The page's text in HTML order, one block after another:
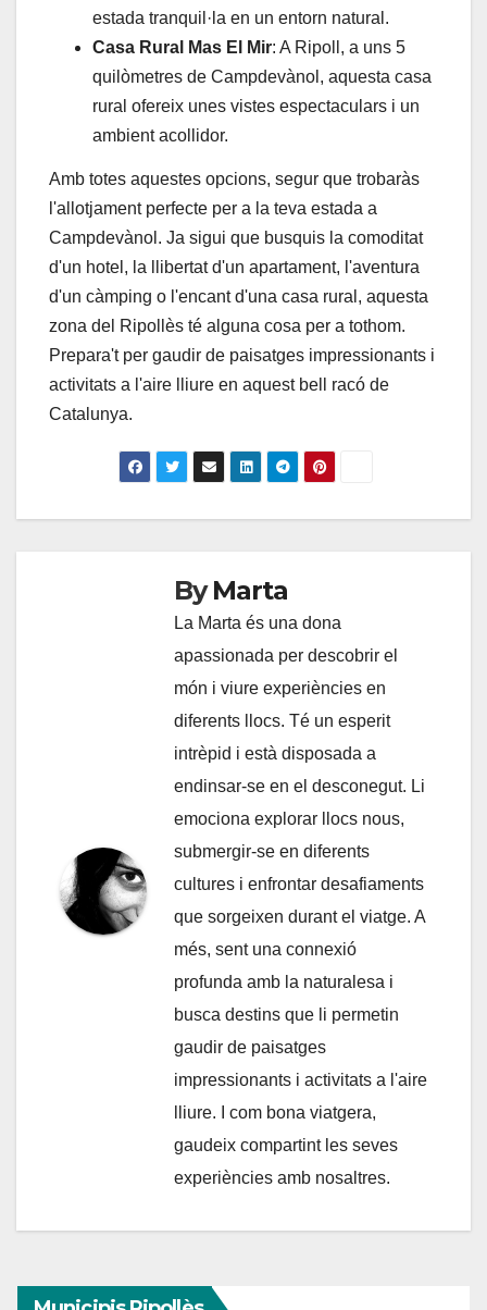
estada tranquil·la en un entorn natural.
Casa Rural Mas El Mir: A Ripoll, a uns 5
quilòmetres de Campdevànol, aquesta casa
rural ofereix unes vistes espectaculars i un
ambient acollidor.
Amb totes aquestes opcions, segur que trobaràs
l'allotjament perfecte per a la teva estada a
Campdevànol. Ja sigui que busquis la comoditat
d'un hotel, la llibertat d'un apartament, l'aventura
d'un càmping o l'encant d'una casa rural, aquesta
zona del Ripollès té alguna cosa per a tothom.
Prepara't per gaudir de paisatges impressionants i
activitats a l'aire lliure en aquest bell racó de
Catalunya.
ByMarta
La Marta és una dona
apassionada per descobrir el
món i viure experiències en
diferents llocs. Té un esperit
intrèpid i està disposada a
endinsar-se en el desconegut. Li
emociona explorar llocs nous,
submergir-se en diferents
cultures i enfrontar desafiaments
que sorgeixen durant el viatge. A
més, sent una connexió
profunda amb la naturalesa i
busca destins que li permetin
gaudir de paisatges
impressionants i activitats a l'aire
lliure. I com bona viatgera,
gaudeix compartint les seves
experiències amb nosaltres.